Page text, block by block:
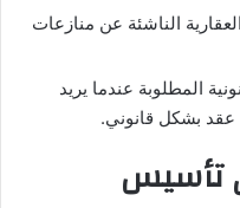
الناشئة عن منازعات
المطلوبة عندما يريد
عقد بشكل قانوني.
تأسيس